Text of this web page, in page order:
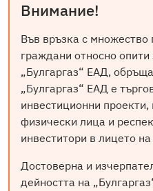
Внимание!
Във връзка с множество
граждани относно
„Булгаргаз“ ЕАД,
„Булгаргаз“ ЕАД е
инвестиционни
физически лица и
инвеститори в лицето
Достоверна и
дейността на